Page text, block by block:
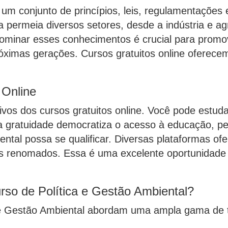
conjunto de princípios, leis,
permeia diversos setores, desde a indústria e
esses conhecimentos é crucial para
gerações. Cursos gratuitos online
dos cursos gratuitos online. Você pode
democratiza o acesso à educação,
possa se qualificar. Diversas plataformas
renomados. Essa é uma excelente
de Política e Gestão Ambiental?
Ambiental abordam uma ampla gama de